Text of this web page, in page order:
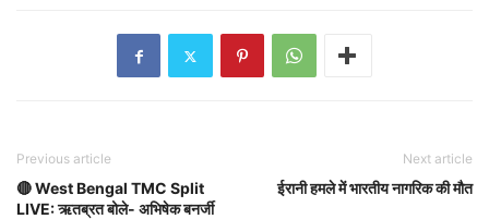
Previous article
🔴 West Bengal TMC Split
LIVE: ऋतब्रत बोले- अभिषेक बनर्जी
Next article
ईरानी हमले में भारतीय नागरिक की मौत